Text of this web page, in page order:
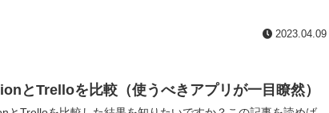
2023.04.09
とTrelloを比較（使うべきアプリが一目瞭然）